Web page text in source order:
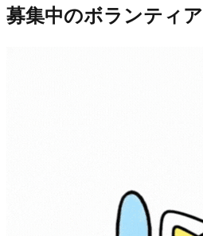
募集中のボランティア